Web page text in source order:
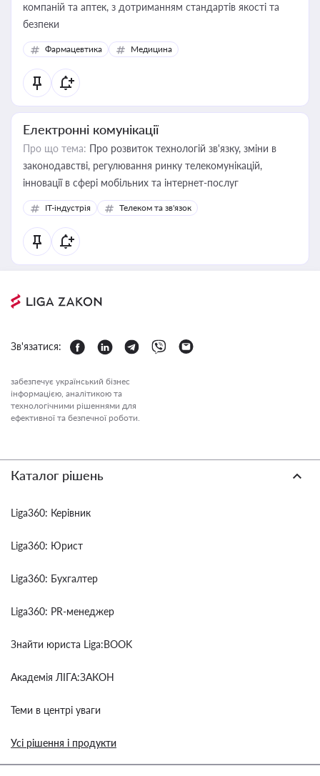
компаній та аптек, з дотриманням стандартів якості та
безпеки
Фармацевтика Медицина
Електронні комунікації
Про що тема: Про розвиток технологій зв'язку, зміни в
законодавстві, регулювання ринку телекомунікацій,
інновації в сфері мобільних та інтернет-послуг
IT-індустрія Телеком та зв'язок
Зв'язатися:
забезпечує український бізнес
інформацією, аналітикою та
технологічними рішеннями для
ефективної та безпечної роботи.
Каталог рішень
Liga360: Керівник
Liga360: Юрист
Liga360: Бухгалтер
Liga360: PR-менеджер
Знайти юриста Liga:BOOK
Академія ЛІГА:ЗАКОН
Теми в центрі уваги
Усі рішення і продукти